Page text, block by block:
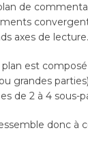
de
axes de lecture.
est
grandes
de 2 à 4 sous-
donc à